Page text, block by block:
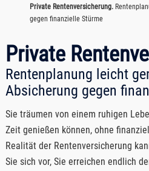
Private Rentenversicherung.
gegen finanzielle Stürme
Private
Rentenplanung leicht
Absicherung gegen
Sie träumen von einem ruhigen
Zeit genießen können, ohne
Realität der Rentenversicherung
Sie sich vor, Sie erreichen endlich